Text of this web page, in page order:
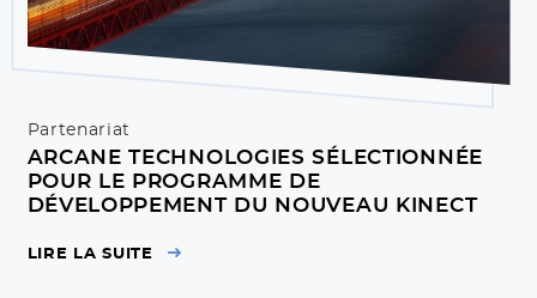
Partenariat
ARCANE TECHNOLOGIES SÉLECTIONNÉE
POUR LE PROGRAMME DE
DÉVELOPPEMENT DU NOUVEAU KINECT
LIRE LA SUITE